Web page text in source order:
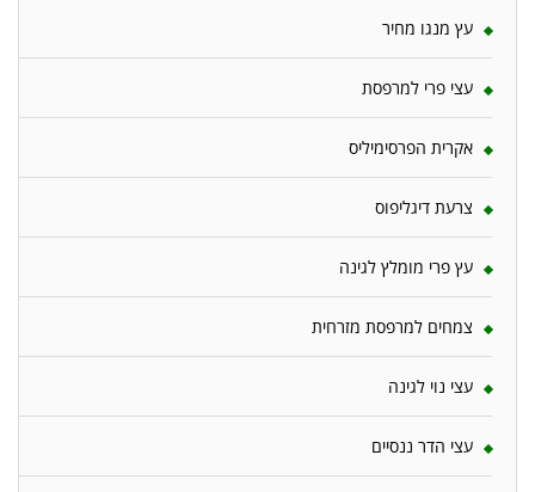
עץ מנגו מחיר
עצי פרי למרפסת
אקרית הפרסימיליס
צרעת דיגליפוס
עץ פרי מומלץ לגינה
צמחים למרפסת מזרחית
עצי נוי לגינה
עצי הדר ננסיים